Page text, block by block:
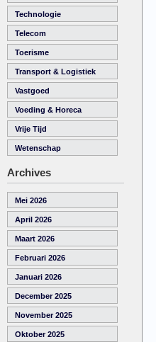
Technologie
Telecom
Toerisme
Transport & Logistiek
Vastgoed
Voeding & Horeca
Vrije Tijd
Wetenschap
Archives
Mei 2026
April 2026
Maart 2026
Februari 2026
Januari 2026
December 2025
November 2025
Oktober 2025